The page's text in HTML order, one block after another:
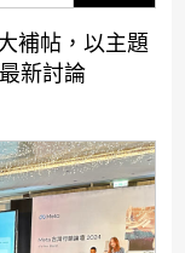
補帖，以主題
新討論